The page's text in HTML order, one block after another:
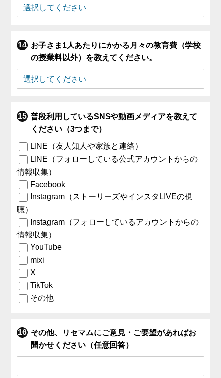
お子さま1人あたりにかかる月々の教育費（学校
の授業料以外）を教えてください。
普段利用しているSNSや動画メディアを教えて
ください（3つまで）
LINE（友人知人や家族と連絡）
LINE（フォローしている公式アカウントからの
情報収集）
Facebook
Instagram（ストーリーズやインスタLIVEの視
聴）
Instagram（フォローしているアカウントからの
情報収集）
YouTube
mixi
X
TikTok
その他
その他、リセマムにご意見・ご要望があればお
聞かせください（任意回答）